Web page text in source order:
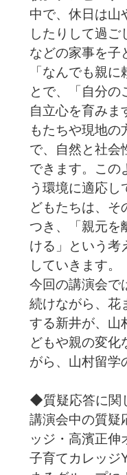
中で、休日は山
したりして過
などの家事を子
「なんでも親
とで、「自分の
自立心を育みま
もたちや現地の
で、自然と社会
できます。この
う環境に適応し
どもたちは、そ
つき、「親元を
ける」という考
していきます。
今回の講演会で
続けながら、花
する新井が、山
どもや親の変化
がら、山村留学
◆質疑応答に関
講演会中の質疑
ッジ・高濱正伸
子育てカレッジ